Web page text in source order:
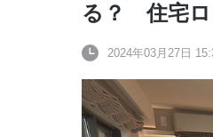
る？ 住宅ロ
2024年03月27日